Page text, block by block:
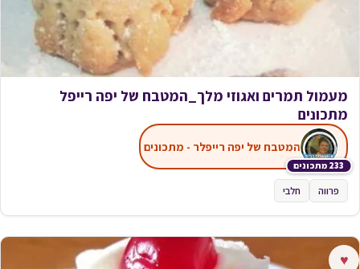
מעמול תמרים ואגוזי מלך_המטבח של יפה רייפל
מתכונים
233 מתכונים
המטבח של יפה רייפלר - מתכונים
פרווה חלבי
♥